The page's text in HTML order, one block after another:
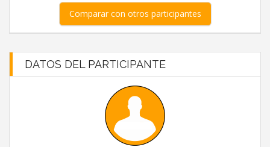
Comparar con otros participantes
DATOS DEL PARTICIPANTE